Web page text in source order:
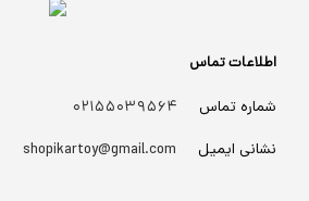
اطلاعات تماس
شماره تماس
۰۲۱۵۵۰۳۹۵۶۴
نشانی ایمیل
shopikartoy@gmail.com